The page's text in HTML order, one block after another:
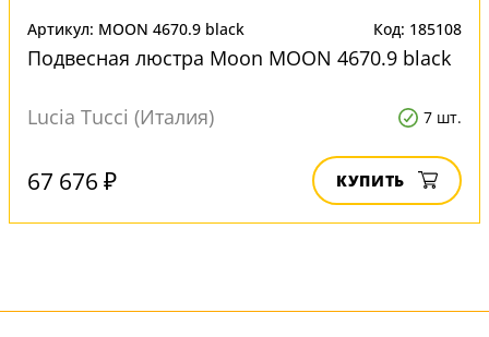
Артикул: MOON 4670.9 black Код: 185108
Подвесная люстра Moon MOON 4670.9 black
Lucia Tucci (Италия) 7 шт.
67 676 ₽ КУПИТЬ